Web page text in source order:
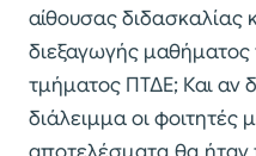
αίθουσας διδασκαλίας
διεξαγωγής μαθήματος
τμήματος ΠΤΔΕ; Και αν
διάλειμμα οι φοιτητές